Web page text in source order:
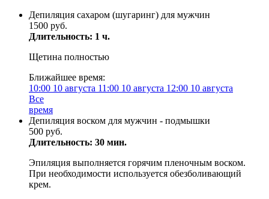
Депиляция сахаром (шугаринг) для мужчин
1500 руб.
Длительность: 1 ч.
Щетина полностью
Ближайшее время:
10:00 10 августа 11:00 10 августа 12:00 10 августа
Все
время
Депиляция воском для мужчин - подмышки
500 руб.
Длительность: 30 мин.
Эпиляция выполняется горячим пленочным воском.
При необходимости используется обезболивающий
крем.